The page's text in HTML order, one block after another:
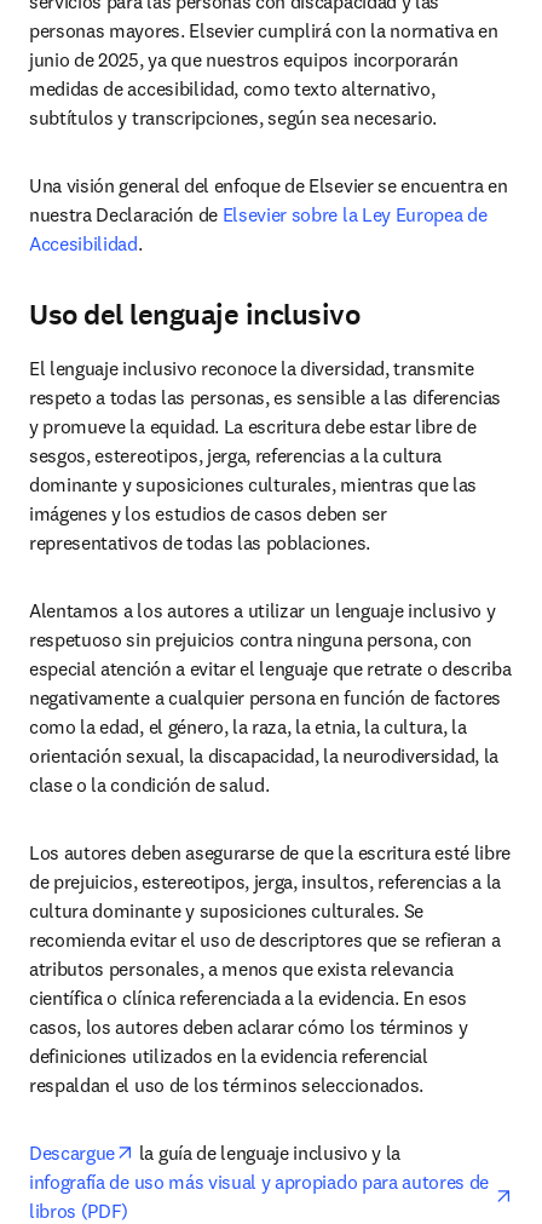
personas mayores. Elsevier cumplirá con la normativa en
junio de 2025, ya que nuestros equipos incorporarán
medidas de accesibilidad, como texto alternativo,
subtítulos y transcripciones, según sea necesario.
Una visión general del enfoque de Elsevier se encuentra en
nuestra Declaración de Elsevier sobre la Ley Europea de
Accesibilidad.
Uso del lenguaje inclusivo
El lenguaje inclusivo reconoce la diversidad, transmite
respeto a todas las personas, es sensible a las diferencias
y promueve la equidad. La escritura debe estar libre de
sesgos, estereotipos, jerga, referencias a la cultura
dominante y suposiciones culturales, mientras que las
imágenes y los estudios de casos deben ser
representativos de todas las poblaciones.
Alentamos a los autores a utilizar un lenguaje inclusivo y
respetuoso sin prejuicios contra ninguna persona, con
especial atención a evitar el lenguaje que retrate o describa
negativamente a cualquier persona en función de factores
como la edad, el género, la raza, la etnia, la cultura, la
orientación sexual, la discapacidad, la neurodiversidad, la
clase o la condición de salud.
Los autores deben asegurarse de que la escritura esté libre
de prejuicios, estereotipos, jerga, insultos, referencias a la
cultura dominante y suposiciones culturales. Se
recomienda evitar el uso de descriptores que se refieran a
atributos personales, a menos que exista relevancia
científica o clínica referenciada a la evidencia. En esos
casos, los autores deben aclarar cómo los términos y
definiciones utilizados en la evidencia referencial
respaldan el uso de los términos seleccionados.
Descargue opens in new tab/window
la guía de lenguaje inclusivo y la
infografía de uso más visual y apropiado para autores de
libros (PDF)